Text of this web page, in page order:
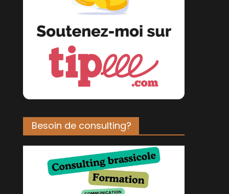
Besoin de consulting?